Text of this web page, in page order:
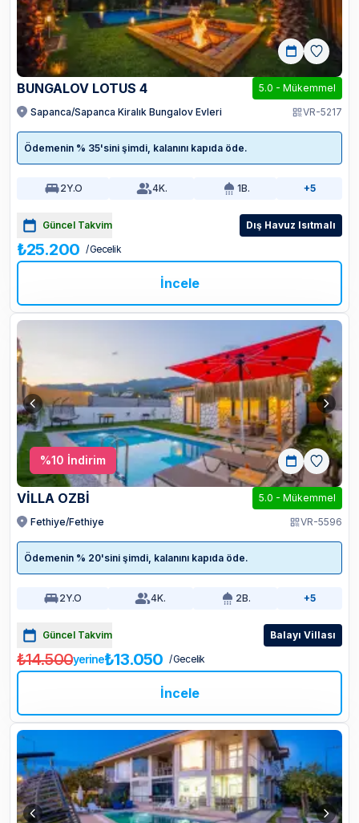
BUNGALOV LOTUS 4 5.0 - Mükemmel
Sapanca/Sapanca Kiralık Bungalov Evleri
VR-5217
Ödemenin % 35'sini şimdi, kalanını kapıda öde.
2Y.O 4K. 1B. +5
Güncel Takvim Dış Havuz Isıtmalı
₺25.200 / Gecelik
İncele
%10 İndirim
VİLLA OZBİ 5.0 - Mükemmel
Fethiye/Fethiye
VR-5596
Ödemenin % 20'sini şimdi, kalanını kapıda öde.
2Y.O 4K. 2B. +5
Güncel Takvim Balayı Villası
₺14.500yerine₺13.050 / Gecelik
İncele